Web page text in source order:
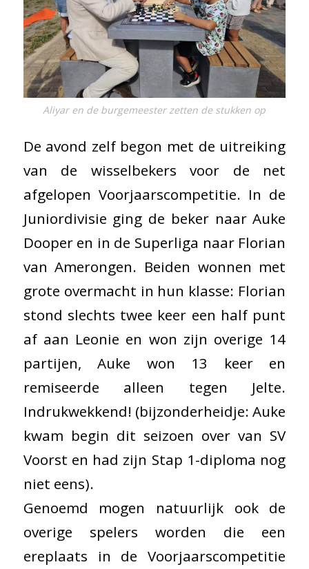
Aliyar en de burgemeester zetten de stukken op
De avond zelf begon met de uitreiking
van de wisselbekers voor de net
afgelopen Voorjaarscompetitie. In de
Juniordivisie ging de beker naar Auke
Dooper en in de Superliga naar Florian
van Amerongen. Beiden wonnen met
grote overmacht in hun klasse: Florian
stond slechts twee keer een half punt
af aan Leonie en won zijn overige 14
partijen, Auke won 13 keer en
remiseerde alleen tegen Jelte.
Indrukwekkend! (bijzonderheidje: Auke
kwam begin dit seizoen over van SV
Voorst en had zijn Stap 1-diploma nog
niet eens).
Genoemd mogen natuurlijk ook de
overige spelers worden die een
ereplaats in de Voorjaarscompetitie